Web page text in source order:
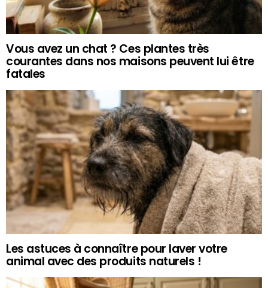
Vous avez un chat ? Ces plantes très
courantes dans nos maisons peuvent lui être
fatales
Les astuces à connaître pour laver votre
animal avec des produits naturels !